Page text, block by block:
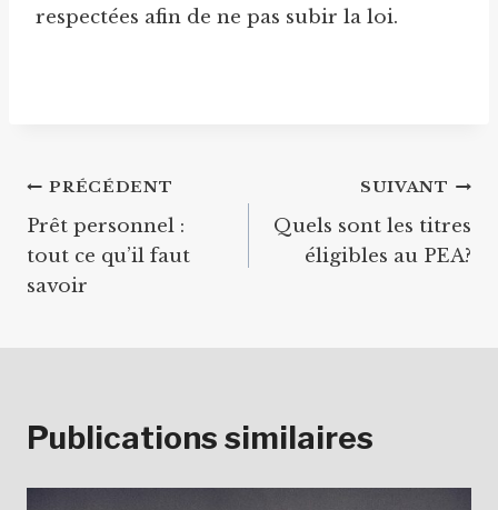
respectées afin de ne pas subir la loi.
Navigation
de
l’article
PRÉCÉDENT
Prêt personnel :
tout ce qu’il faut
savoir
SUIVANT
Quels sont les titres
éligibles au PEA?
Publications similaires